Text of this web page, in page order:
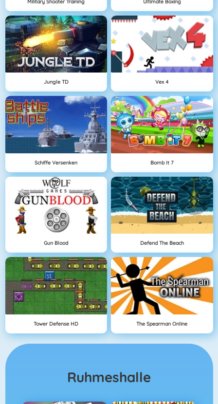
Jungle TD Vex 4
Schiffe Versenken Bomb It 7
Gun Blood Defend The Beach
Tower Defense HD The Spearman Online
Ruhmeshalle